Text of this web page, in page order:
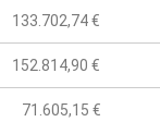
133.702,74 €
152.814,90 €
71.605,15 €